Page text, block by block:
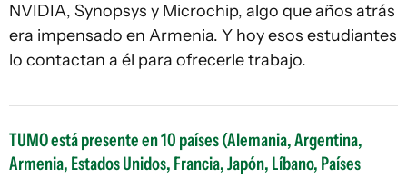
NVIDIA, Synopsys y Microchip, algo que años atrás
era impensado en Armenia. Y hoy esos estudiantes
lo contactan a él para ofrecerle trabajo.
TUMO está presente en 10 países (Alemania, Argentina,
Armenia, Estados Unidos, Francia, Japón, Líbano, Países